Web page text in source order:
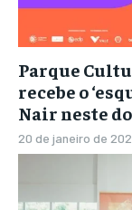
Parque
recebe o
Nair neste
20 de janeiro de